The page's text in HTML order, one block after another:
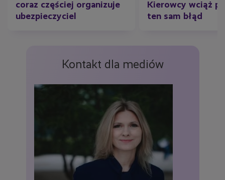
coraz częściej organizuje
ubezpieczyciel
Kierowcy wciąż
ten sam błąd
Kontakt dla mediów